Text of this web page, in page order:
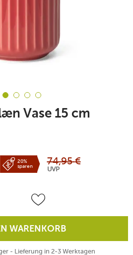
Vase 15 cm
20%
sparen
74,95 €
UVP
WARENKORB
- Lieferung in 2-3 Werktagen